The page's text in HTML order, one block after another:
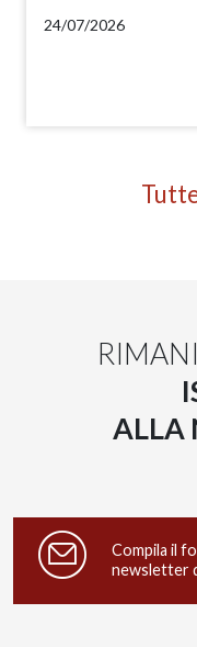
24/07/2026
ALLA
Compila il
newsletter